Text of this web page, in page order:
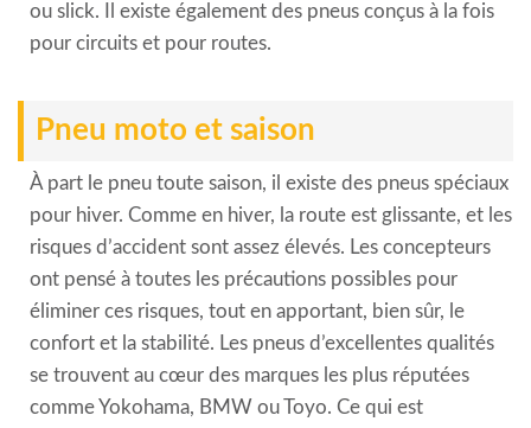
ou slick. Il existe également des pneus conçus à la fois
pour circuits et pour routes.
Pneu moto et saison
À part le pneu toute saison, il existe des pneus spéciaux
pour hiver. Comme en hiver, la route est glissante, et les
risques d’accident sont assez élevés. Les concepteurs
ont pensé à toutes les précautions possibles pour
éliminer ces risques, tout en apportant, bien sûr, le
confort et la stabilité. Les pneus d’excellentes qualités
se trouvent au cœur des marques les plus réputées
comme Yokohama, BMW ou Toyo. Ce qui est